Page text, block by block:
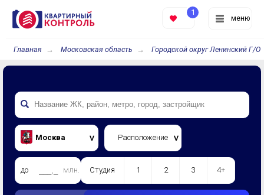
меню
1
Главная Московская область Городской округ Ленинский Г/О
Москва Расположение
до млн. Студия 1 2 3 4+